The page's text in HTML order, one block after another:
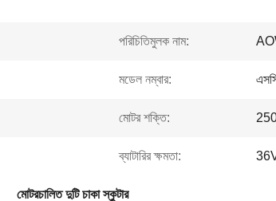
পরিচিতিমুলক নাম:
মডেল নম্বার:
মোটর শক্তি:
ব্যাটারির ক্ষমতা:
মোটরচালিত দুটি চাকা স্কুটার